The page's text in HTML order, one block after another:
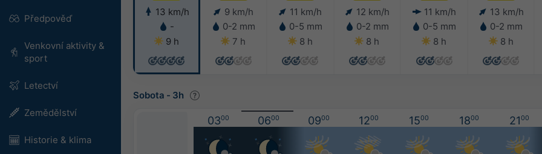
Předpověď
Venkovní aktivity &
sport
Letectví
Zemědělství
Historie & klima
13 km/h
-
9 h
9 km/h
0-2 mm
7 h
11 km/h
0-5 mm
8 h
12 km/h
0-2 mm
8 h
11 km/h
0-5 mm
8 h
13 km/h
0-2 mm
8 h
Sobota - 3h
0300 0600 0900 1200 1500 1800 2100